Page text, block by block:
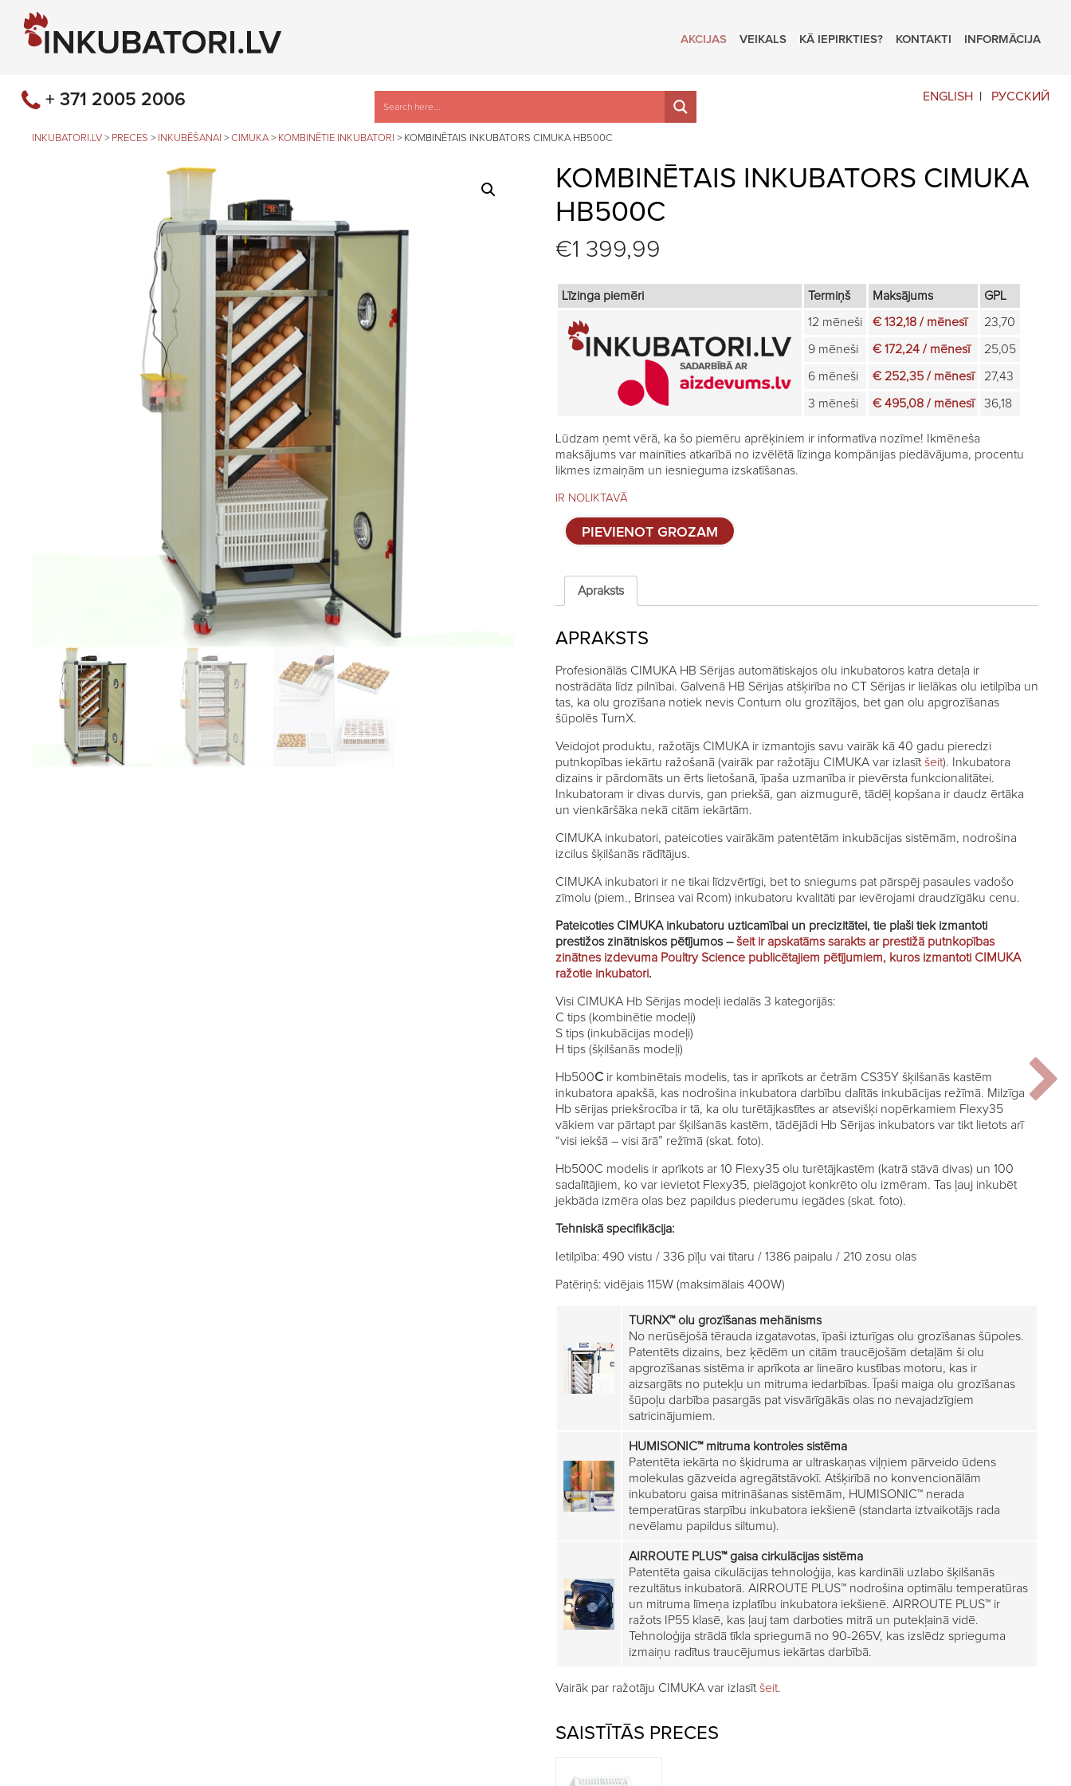
AKCIJAS VEIKALS KĀ IEPIRKTIES? KONTAKTI INFORMĀCIJA
ENGLISH РУССКИЙ
+ 371 2005 2006
INKUBATORI.LV > PRECES > INKUBĒŠANAI > CIMUKA > KOMBINĒTIE INKUBATORI > KOMBINĒTAIS INKUBATORS CIMUKA HB500C
KOMBINĒTAIS INKUBATORS CIMUKA
HB500C
€1 399,99
Līzinga piemēri Termiņš Maksājums GPL
12 mēneši € 132,18 / mēnesī 23,70
9 mēneši € 172,24 / mēnesī 25,05
6 mēneši € 252,35 / mēnesī 27,43
3 mēneši € 495,08 / mēnesī 36,18
Lūdzam ņemt vērā, ka šo piemēru aprēķiniem ir informatīva nozīme! Ikmēneša
maksājums var mainīties atkarībā no izvēlētā līzinga kompānijas piedāvājuma, procentu
likmes izmaiņām un iesnieguma izskatīšanas.
IR NOLIKTAVĀ
Kombinētais
inkubators
HB500C
quantity
PIEVIENOT GROZAM
Apraksts
APRAKSTS
Profesionālās CIMUKA HB Sērijas automātiskajos olu inkubatoros katra detaļa ir
nostrādāta līdz pilnībai. Galvenā HB Sērijas atšķirība no CT Sērijas ir lielākas olu ietilpība un
tas, ka olu grozīšana notiek nevis Conturn olu grozītājos, bet gan olu apgrozīšanas
šūpolēs TurnX.
Veidojot produktu, ražotājs CIMUKA ir izmantojis savu vairāk kā 40 gadu pieredzi
putnkopības iekārtu ražošanā (vairāk par ražotāju CIMUKA var izlasītšeit). Inkubatora
dizains ir pārdomāts un ērts lietošanā, īpaša uzmanība ir pievērsta funkcionalitātei.
Inkubatoram ir divas durvis, gan priekšā, gan aizmugurē, tādēļ kopšana ir daudz ērtāka
un vienkāršāka nekā citām iekārtām.
CIMUKA inkubatori, pateicoties vairākām patentētām inkubācijas sistēmām, nodrošina
izcilus šķilšanās rādītājus.
CIMUKA inkubatori ir ne tikai līdzvērtīgi, bet to sniegums pat pārspēj pasaules vadošo
zīmolu (piem., Brinsea vai Rcom) inkubatoru kvalitāti par ievērojami draudzīgāku cenu.
Pateicoties CIMUKA inkubatoru uzticamībai un precizitātei, tie plaši tiek izmantoti
prestižos zinātniskos pētījumos –šeit ir apskatāms sarakts ar prestižā putnkopības
zinātnes izdevuma Poultry Science publicētajiem pētījumiem, kuros izmantoti CIMUKA
ražotie inkubatori.
Visi CIMUKA Hb Sērijas modeļi iedalās 3 kategorijās:
C tips (kombinētie modeļi)
S tips (inkubācijas modeļi)
H tips (šķilšanās modeļi)
Hb500C ir kombinētais modelis, tas ir aprīkots ar četrām CS35Y šķilšanās kastēm
inkubatora apakšā, kas nodrošina inkubatora darbību dalītās inkubācijas režīmā. Milzīga
Hb sērijas priekšrocība ir tā, ka olu turētājkastītes ar atsevišķi nopērkamiem Flexy35
vākiem var pārtapt par šķilšanās kastēm, tādējādi Hb Sērijas inkubators var tikt lietots arī
“visi iekšā – visi ārā” režīmā (skat. foto).
Hb500C modelis ir aprīkots ar 10 Flexy35 olu turētājkastēm (katrā stāvā divas) un 100
sadalītājiem, ko var ievietot Flexy35, pielāgojot konkrēto olu izmēram. Tas ļauj inkubēt
jekbāda izmēra olas bez papildus piederumu iegādes (skat. foto).
Tehniskā specifikācija:
Ietilpība: 490 vistu / 336 pīļu vai tītaru / 1386 paipalu / 210 zosu olas
Patēriņš: vidējais 115W (maksimālais 400W)
TURNX™olu grozīšanas mehānisms
No nerūsējošā tērauda izgatavotas, īpaši izturīgas olu grozīšanas šūpoles.
Patentēts dizains, bez ķēdēm un citām traucējošām detaļām ši olu
apgrozīšanas sistēma ir aprīkota ar lineāro kustības motoru, kas ir
aizsargāts no putekļu un mitruma iedarbības. Īpaši maiga olu grozīšanas
šūpoļu darbība pasargās pat visvārīgākās olas no nevajadzīgiem
satricinājumiem.
HUMISONIC™mitruma kontroles sistēma
Patentēta iekārta no šķidruma ar ultraskaņas viļņiem pārveido ūdens
molekulas gāzveida agregātstāvokī. Atšķirībā no konvencionālām
inkubatoru gaisa mitrināšanas sistēmām, HUMISONIC™ nerada
temperatūras starpību inkubatora iekšienē (standarta iztvaikotājs rada
nevēlamu papildus siltumu).
AIRROUTE PLUS™gaisa cirkulācijas sistēma
Patentēta gaisa cikulācijas tehnoloģija, kas kardināli uzlabo šķilšanās
rezultātus inkubatorā. AIRROUTE PLUS™ nodrošina optimālu temperatūras
un mitruma līmeņa izplatību inkubatora iekšienē. AIRROUTE PLUS™ ir
ražots IP55 klasē, kas ļauj tam darboties mitrā un putekļainā vidē.
Tehnoloģija strādā tīkla spriegumā no 90-265V, kas izslēdz sprieguma
izmaiņu radītus traucējumus iekārtas darbībā.
Vairāk par ražotāju CIMUKA var izlasītšeit.
SAISTĪTĀS PRECES